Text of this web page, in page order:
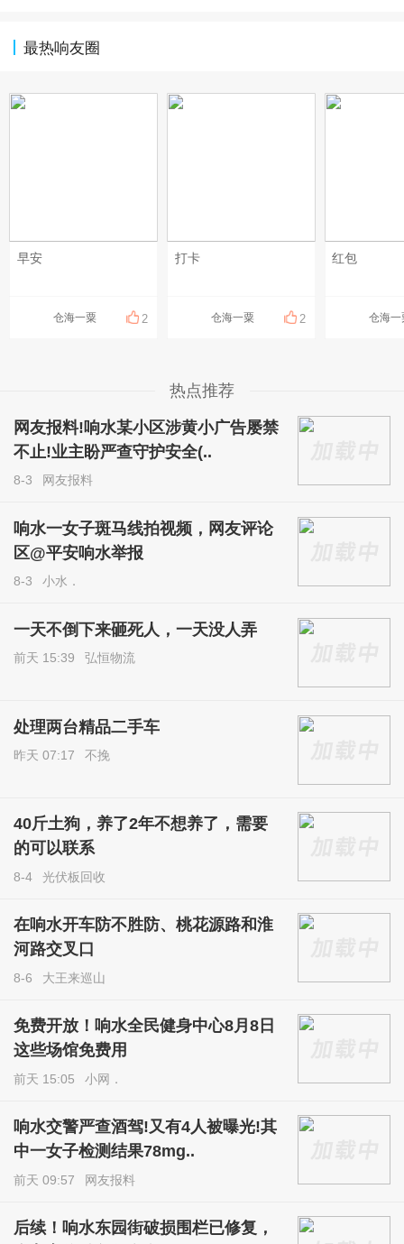
最热响友圈
早安
仓海一粟 2
打卡
仓海一粟 2
红包
仓海一
热点推荐
网友报料!响水某小区涉黄小广告屡禁
不止!业主盼严查守护安全(..
8-3 网友报料
响水一女子斑马线拍视频，网友评论
区@平安响水举报
8-3 小水．
一天不倒下来砸死人，一天没人弄
前天 15:39 弘恒物流
处理两台精品二手车
昨天 07:17 不挽
40斤土狗，养了2年不想养了，需要
的可以联系
8-4 光伏板回收
在响水开车防不胜防、桃花源路和淮
河路交叉口
8-6 大王来巡山
免费开放！响水全民健身中心8月8日
这些场馆免费用
前天 15:05 小网．
响水交警严查酒驾!又有4人被曝光!其
中一女子检测结果78mg..
前天 09:57 网友报料
后续！响水东园街破损围栏已修复，